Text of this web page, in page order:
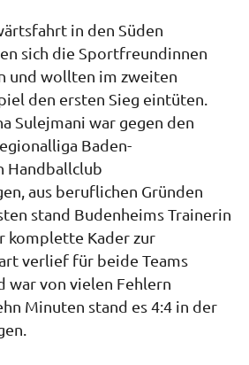
in den Süden
sich die Sportfreundinnen
und wollten im zweiten
den ersten Sieg eintüten.
Sulejmani war gegen den
Baden-
Handballclub
aus beruflichen Gründen
stand Budenheims Trainerin
komplette Kader zur
verlief für beide Teams
war von vielen Fehlern
Minuten stand es 4:4 in der